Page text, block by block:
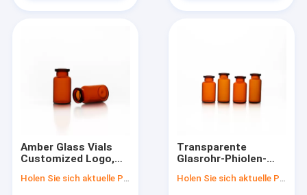
Amber Glass Vials
Customized Logo,
MOQ 1000 Stücke
Holen Sie sich aktuelle Preis
Transparente
Glasrohr-Phiolen-
verfügbar
Holen Sie sich aktuelle Preis